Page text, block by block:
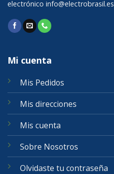
electrónico info@electrobrasil.es
Mi cuenta
Mis Pedidos
Mis direcciones
Mis cuenta
Sobre Nosotros
Olvidaste tu contraseña